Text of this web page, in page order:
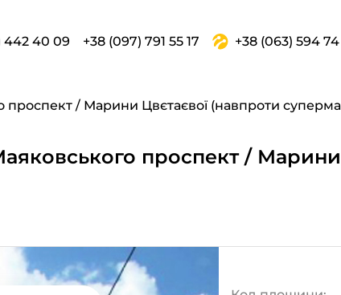
442 40 09 +38 (097) 791 55 17 +38 (063) 594
/ Марини Цвєтаєвої (навпроти
проспект / Марини